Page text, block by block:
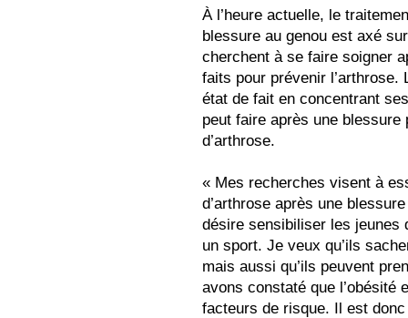
À l’heure actuelle, le
blessure au genou est axé
cherchent à se faire soigner
faits pour prévenir l’arthrose.
état de fait en concentrant
peut faire après une
d’arthrose.
« Mes recherches visent à
d’arthrose après une
désire sensibiliser les jeunes
un sport. Je veux qu’ils
mais aussi qu’ils peuvent
avons constaté que l’obésité
facteurs de risque. Il est